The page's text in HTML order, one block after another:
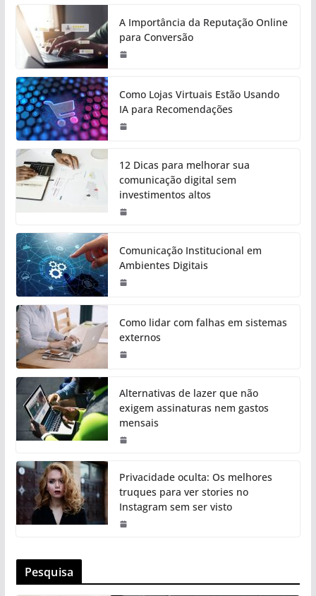
A Importância da Reputação Online
para Conversão
Como Lojas Virtuais Estão Usando
IA para Recomendações
12 Dicas para melhorar sua
comunicação digital sem
investimentos altos
Comunicação Institucional em
Ambientes Digitais
Como lidar com falhas em sistemas
externos
Alternativas de lazer que não
exigem assinaturas nem gastos
mensais
Privacidade oculta: Os melhores
truques para ver stories no
Instagram sem ser visto
Pesquisa